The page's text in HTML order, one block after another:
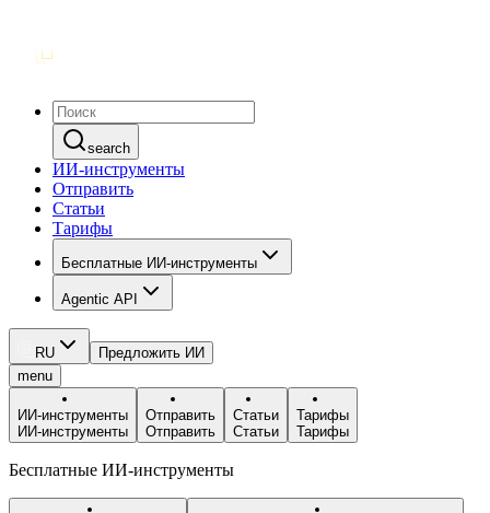
search
ИИ-инструменты
Отправить
Статьи
Тарифы
Бесплатные ИИ-инструменты
Agentic API
RU
Предложить ИИ
menu
ИИ-инструменты
ИИ-инструменты
Отправить
Отправить
Статьи
Статьи
Тарифы
Тарифы
Бесплатные ИИ-инструменты